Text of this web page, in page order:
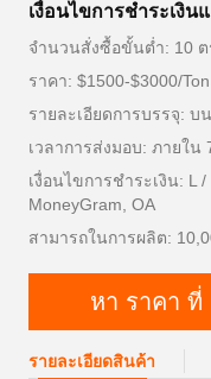
เงื่อนไขการชําระเงิน
จำนวนสั่งซื้อขั้นต่ำ: 10 ต
ราคา: $1500-$3000/Ton
รายละเอียดการบรรจุ: บ
เวลาการส่งมอบ: ภายใน
เงื่อนไขการชำระเงิน: L /
MoneyGram, OA
สามารถในการผลิต:
หา ราคา ที่
รายละเอียดสินค้า